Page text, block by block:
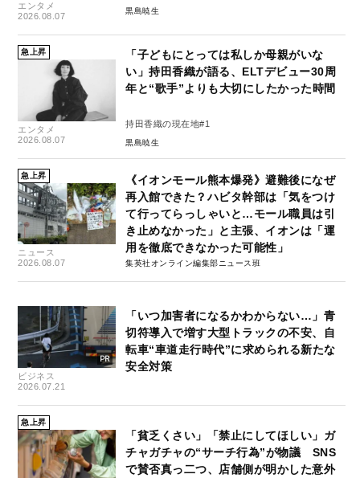
エンタメ
2026.08.07
黒島暁生
急上昇
エンタメ
2026.08.07
「子どもにとっては私しか母親がいな
い」持田香織が語る、ELTデビュー30周
年と“歌手”よりも大切にしたかった時間
持田香織の現在地#1
黒島暁生
急上昇
ニュース
2026.08.07
《イオンモール熊本爆発》避難後になぜ
再入館できた？ハビタ幹部は「気をつけ
て行ってらっしゃいと…モール職員は引
き止めなかった」と主張、イオンは「運
用を徹底できなかった可能性」
集英社オンライン編集部ニュース班
ビジネス
2026.07.21
「いつ加害者になるかわからない…」青
切符導入で増す大型トラックの不安、自
転車“車道走行時代”に求められる新たな
安全対策
急上昇
「貧乏くさい」「禁止にしてほしい」ガ
チャガチャの“サーチ行為”が物議 SNS
で賛否真っ二つ、店舗側が明かした意外